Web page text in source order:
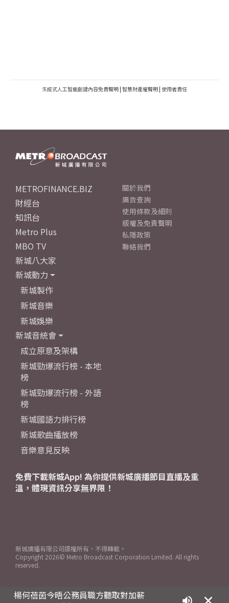
生成式人工智能創建內容免責聲明 | 智慧財產權聲明 | 使用者責任
楊何蓓茵今晤公務員職方聽取對加薪
METROFINANCE.BIZ
財經台
知訊台
Metro Plus
MBO TV
新城八大家
新城動力
新城製作
新城音樂
新城娛樂
新城音統會
成立原意及架構
新城勁爆流行榜 - 本地
榜
新城勁爆流行榜 - 外語
榜
新城國語力排行榜
新城歌曲播放榜
音樂意見反映
關於我們
廣告查詢
使用條款及細則
版權及免責聲明
私隱政策
聯絡我們
免費下載新城App! 為你提供新城廣播節目直播及重
溫，體現資訊分享無界限！
新城廣播有限公司版權所有，不得轉載。
Copyright 2026© Metro Broadcast Corporation Limited. All rights
reserved.